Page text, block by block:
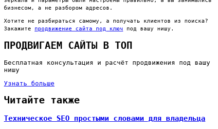
бизнесом, а не разбором адресов.
Хотите не разбираться самому, а получать клиентов из поиска?
Закажите продвижение сайта под ключ под вашу нишу.
ПРОДВИГАЕМ САЙТЫ В ТОП
Бесплатная консультация и расчёт продвижения под вашу
нишу
Узнать больше
Читайте также
Техническое SEO простыми словами для владельца